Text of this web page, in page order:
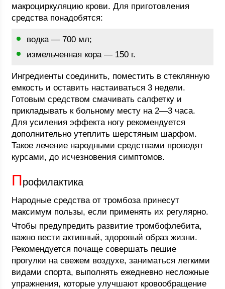
макроциркуляцию крови. Для приготовления
средства понадобятся:
водка — 700 мл;
измельченная кора — 150 г.
Ингредиенты соединить, поместить в стеклянную
емкость и оставить настаиваться 3 недели.
Готовым средством смачивать салфетку и
прикладывать к больному месту на 2—3 часа.
Для усиления эффекта ногу рекомендуется
дополнительно утеплить шерстяным шарфом.
Такое лечение народными средствами проводят
курсами, до исчезновения симптомов.
Профилактика
Народные средства от тромбоза принесут
максимум пользы, если применять их регулярно.
Чтобы предупредить развитие тромбофлебита,
важно вести активный, здоровый образ жизни.
Рекомендуется почаще совершать пешие
прогулки на свежем воздухе, заниматься легкими
видами спорта, выполнять ежедневно несложные
упражнения, которые улучшают кровообращение